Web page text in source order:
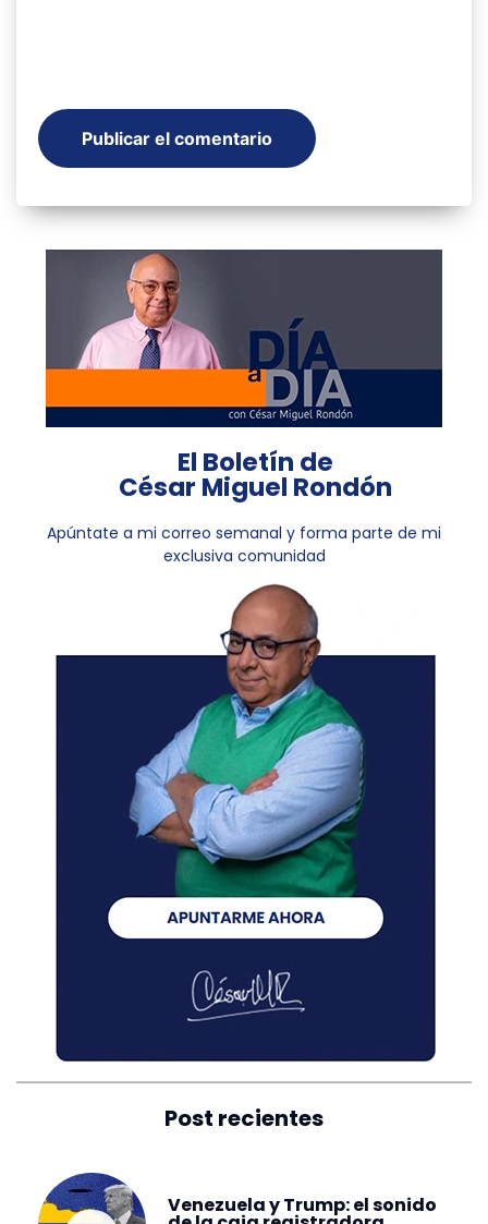
El Boletín de
César Miguel Rondón
Apúntate a mi correo semanal y forma parte de mi
exclusiva comunidad
Post recientes
Venezuela y Trump: el sonido